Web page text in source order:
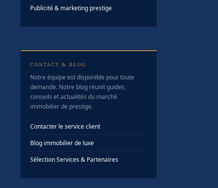
Publicité & marketing prestige
CONTACT & BLOG
Notre équipe est disponible pour toute
demande. Notre blog réunit guides,
conseils et actualités du marché
immobilier de prestige.
Contacter le service client
Blog immobilier de luxe
Sélection Services & Partenaires